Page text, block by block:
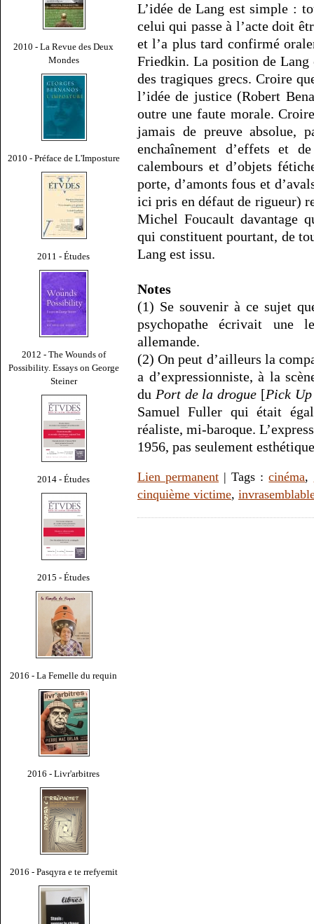
2010 - La Revue des Deux
Mondes
2010 - Préface de L'Imposture
2011 - Études
2012 - The Wounds of
Possibility. Essays on George
Steiner
2014 - Études
2015 - Études
2016 - La Femelle du requin
2016 - Livr'arbitres
2016 - Pasqyra e te rrefyemit
L’idée de Lang est simple :
celui qui passe à l’acte doit
et l’a plus tard confirmé
Friedkin. La position de Lang
des tragiques grecs. Croire
l’idée de justice (Robert
outre une faute morale.
jamais de preuve absolue,
enchaînement d’effets et
calembours et d’objets
porte, d’amonts fous et
ici pris en défaut de rigueur)
Michel Foucault davantage
qui constituent pourtant, de
Lang est issu.
Notes
(1) Se souvenir à ce sujet
psychopathe écrivait une
allemande.
(2) On peut d’ailleurs la
a d’expressionniste, à la
du Port de la drogue [Pick
Samuel Fuller qui était
réaliste, mi-baroque.
1956, pas seulement
Lien permanent | Tags :cinéma,
cinquième victime,